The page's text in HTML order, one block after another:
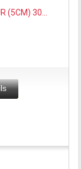
(5CM) 30...